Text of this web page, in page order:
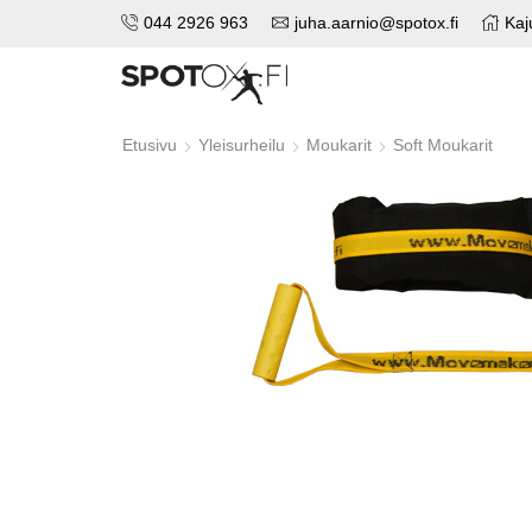
044 2926 963 juha.aarnio@spotox.fi
Etusivu Yleisurheilu Moukarit Soft Moukarit